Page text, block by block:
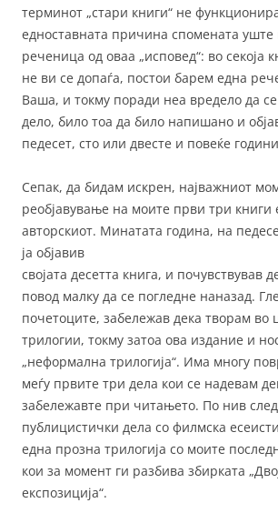
терминот „стари книги“ не
едноставната причина спомената уште
реченица од оваа „исповед“: во секоја
не ви се допаѓа, постои барем една
Ваша, и токму поради неа вредело да
дело, било тоа да било напишано и
педесет, сто или двесте и повеќе
Сепак, да бидам искрен, најважниот
реобјавување на моите први три книги
авторскиот. Минатата година, на
ја објавив
својата десетта книга, и почувствував
повод малку да се погледне наназад.
почетоците, забележав дека творам во
трилогии, токму затоа ова издание и
„неформална трилогија“. Има многу
меѓу првите три дела кои се надевам
забележавте при читањето. По нив
публицистички дела со филмска
една прозна трилогија со моите
кои за момент ги разбива збирката
експозиција“.